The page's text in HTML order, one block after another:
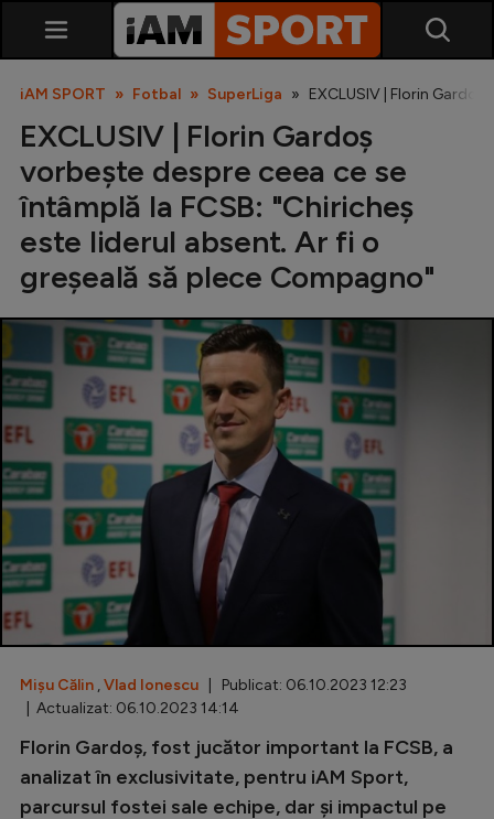
SuperLiga
Liga 2
Cupa României
Echipa Națională
U21
Fotbal feminin
Special
Diverse
Champions League
Europa League
iAM SPORT Fotbal SuperLiga EXCLUSIV | Florin
EXCLUSIV | Florin Gardoș
vorbește despre ceea ce se
întâmplă la FCSB: "Chiricheș
este liderul absent. Ar fi o
greșeală să plece Compagno"
Mișu Călin ,Vlad Ionescu | Publicat: 06.10.2023 12:23
| Actualizat: 06.10.2023 14:14
Florin Gardoș, fost jucător important la FCSB, a
analizat în exclusivitate, pentru iAM Sport,
parcursul fostei sale echipe, dar și impactul pe